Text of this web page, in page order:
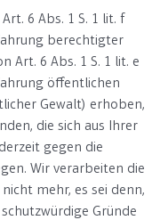
6 Abs. 1 S. 1 lit. f
berechtigter
Art. 6 Abs. 1 S. 1 lit. e
öffentlichen
Gewalt) erhoben,
die sich aus Ihrer
gegen die
Wir verarbeiten die
mehr, es sei denn,
Gründe